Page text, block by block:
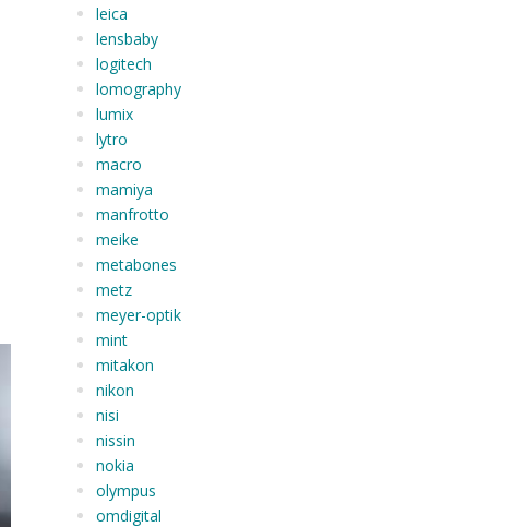
leica
lensbaby
logitech
lomography
lumix
lytro
macro
mamiya
manfrotto
meike
metabones
metz
meyer-optik
mint
mitakon
nikon
nisi
nissin
nokia
olympus
omdigital